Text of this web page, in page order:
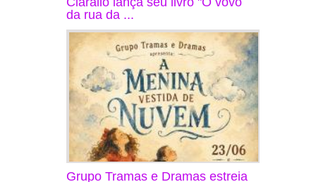
da rua da ...
Grupo Tramas e Dramas estreia